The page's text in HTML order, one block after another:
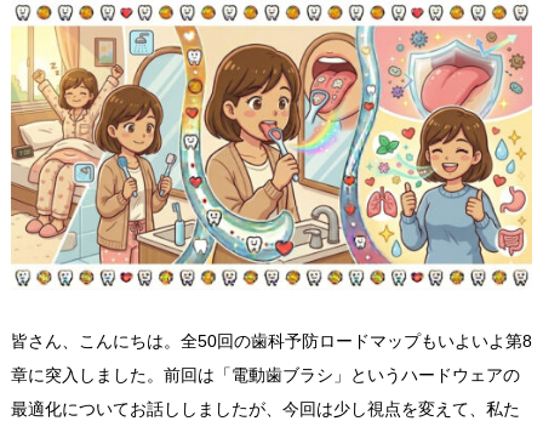
皆さん、こんにちは。全50回の歯科予防ロードマップもいよいよ第8
章に突入しました。前回は「電動歯ブラシ」というハードウェアの
最適化についてお話ししましたが、今回は少し視点を変えて、私た